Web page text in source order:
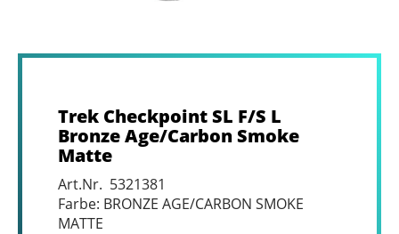
Trek Checkpoint SL F/S L
Bronze Age/Carbon Smoke
Matte
Art.Nr. 5321381
Farbe: BRONZE AGE/CARBON SMOKE
MATTE